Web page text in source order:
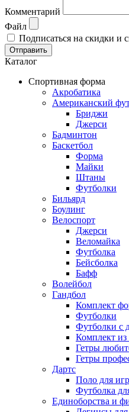
Комментарий
Файл
Подписаться на скидки и
Отправить
Каталог
Спортивная форма
Акробатика
Американский
Бриджи
Джерси
Бадминтон
Баскетбол
Форма
Майки
Штаны
Футболки
Бильярд
Боулинг
Велоспорт
Джерси
Веломайка
Футболка
Бейсболка
Бафф
Волейбол
Гандбол
Комплект
Футболки
Футболки с
Комплект из
Гетры
Гетры
Дартс
Поло для
Футболка
Единоборства и